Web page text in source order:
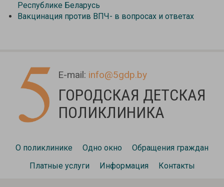
Республике Беларусь
Вакцинация против ВПЧ- в вопросах и ответах
E-mail: info@5gdp.by
ГОРОДСКАЯ ДЕТСКАЯ
ПОЛИКЛИНИКА
О поликлинике Одно окно
Обращения граждан
Платные услуги
Информация Контакты